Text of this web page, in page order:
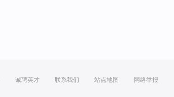
诚聘英才 联系我们 站点地图 网络举报